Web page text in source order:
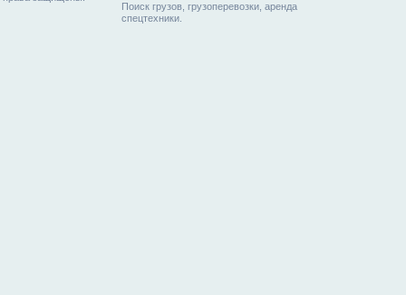
Поиск грузов, грузоперевозки, аренда
спецтехники.